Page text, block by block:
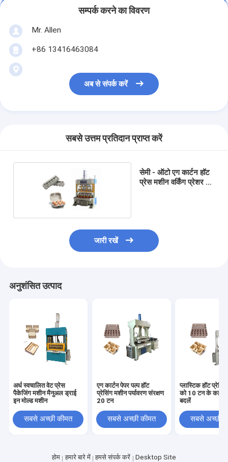
सम्पर्क करने का विवरण
Mr. Allen
+86 13416463084
अब से संपर्क करें
सबसे उत्तम प्रतिदान प्राप्त करें
सेमी - ऑटो एग कार्टन हॉट
प्रेस मशीन वर्किंग प्रेशर 15
जारी रखें
अनुशंसित उत्पाद
अर्ध स्वचालित वेट प्रेस
पैकेजिंग मशीन मैनुअल ड्राई
इन मोल्ड मशीन
सबसे अच्छी कीमत
एग कार्टन पेपर पल्प हॉट
प्रेसिंग मशीन पर्यावरण संरक्षण
20 टन
सबसे अच्छी कीमत
प्लास्टिक हॉट
को 10 टन के काम
बदलें
सबसे अच्छी
होम हमारे बारे में हमसे संपर्क करें Desktop Site